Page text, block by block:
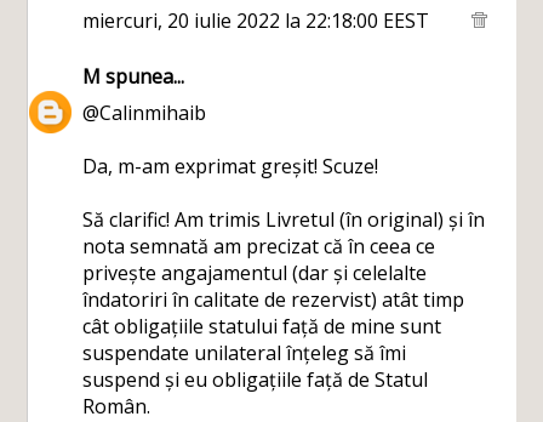
miercuri, 20 iulie 2022 la 22:18:00 EEST
M spunea...
@Calinmihaib
Da, m-am exprimat greșit! Scuze!
Să clarific! Am trimis Livretul (în original) și în
nota semnată am precizat că în ceea ce
privește angajamentul (dar și celelalte
îndatoriri în calitate de rezervist) atât timp
cât obligațiile statului față de mine sunt
suspendate unilateral înțeleg să îmi
suspend și eu obligațiile față de Statul
Român.